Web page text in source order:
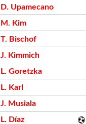
D. Upamecano
M. Kim
T. Bischof
J. Kimmich
L. Goretzka
L. Karl
J. Musiala
L. Díaz